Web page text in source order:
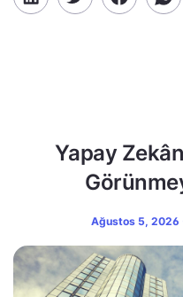
Yapay
Ağustos 5, 2026